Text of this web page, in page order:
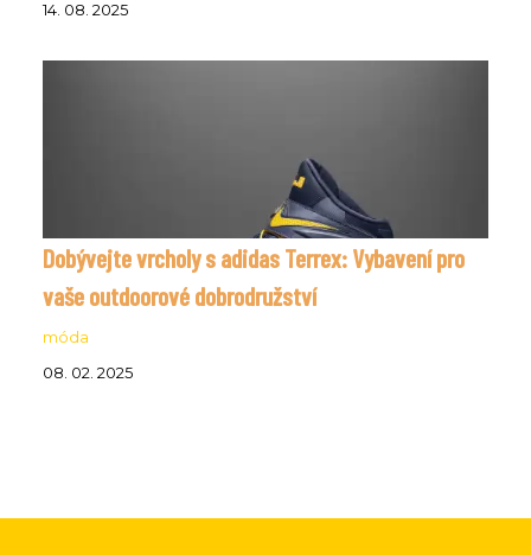
14. 08. 2025
Dobývejte vrcholy s adidas Terrex: Vybavení pro
vaše outdoorové dobrodružství
móda
08. 02. 2025